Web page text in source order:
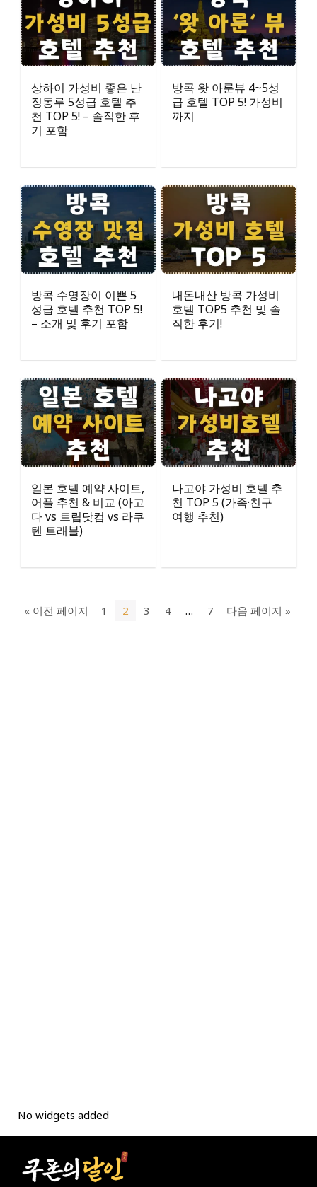
상하이 가성비 좋은 난
징동루 5성급 호텔 추
천 TOP 5! – 솔직한 후
기 포함
방콕 왓 아룬뷰 4~5성
급 호텔 TOP 5! 가성비
까지
방콕 수영장이 이쁜 5
성급 호텔 추천 TOP 5!
– 소개 및 후기 포함
내돈내산 방콕 가성비
호텔 TOP5 추천 및 솔
직한 후기!
일본 호텔 예약 사이트,
어플 추천 & 비교 (아고
다 vs 트립닷컴 vs 라쿠
텐 트래블)
나고야 가성비 호텔 추
천 TOP 5 (가족·친구
여행 추천)
« 이전 페이지 1 2 3 4 … 7 다음 페이지 »
No widgets added